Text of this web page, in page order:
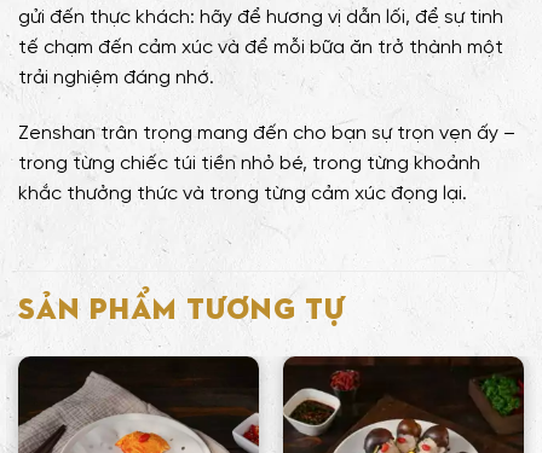
gửi đến thực khách: hãy để hương vị dẫn lối, để sự tinh
tế chạm đến cảm xúc và để mỗi bữa ăn trở thành một
trải nghiệm đáng nhớ.
Zenshan trân trọng mang đến cho bạn sự trọn vẹn ấy –
trong từng chiếc túi tiền nhỏ bé, trong từng khoảnh
khắc thưởng thức và trong từng cảm xúc đọng lại.
SẢN PHẨM TƯƠNG TỰ